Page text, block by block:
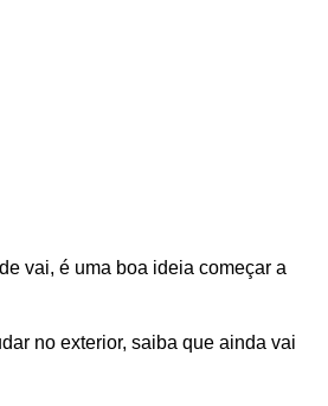
vai, é uma boa ideia começar a
no exterior, saiba que ainda vai